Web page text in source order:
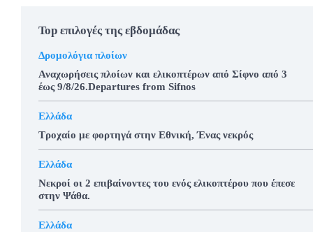
Top επιλογές της εβδομάδας
Δρομολόγια πλοίων
Αναχωρήσεις πλοίων και ελικοπτέρων από Σίφνο από 3
έως 9/8/26.Departures from Sifnos
Ελλάδα
Τροχαίο με φορτηγά στην Εθνική, Ένας νεκρός
Ελλάδα
Νεκροί οι 2 επιβαίνοντες του ενός ελικοπτέρου που έπεσε
στην Ψάθα.
Ελλάδα